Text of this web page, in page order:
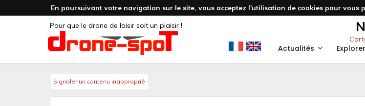
En poursuivant votre navigation sur le site, vous acceptez l'utilisation de cookies pour vous
Pour que le drone de loisir soit un plaisir !
Actualités
Signaler un contenu inapproprié